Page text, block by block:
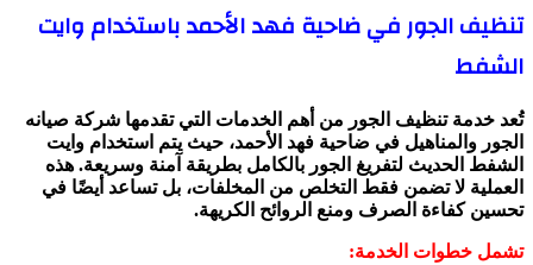
تنظيف الجور في ضاحية فهد الأحمد باستخدام وايت
الشفط
تُعد خدمة تنظيف الجور من أهم الخدمات التي تقدمها شركة صيانه
الجور والمناهيل في ضاحية فهد الأحمد، حيث يتم استخدام وايت
الشفط الحديث لتفريغ الجور بالكامل بطريقة آمنة وسريعة. هذه
العملية لا تضمن فقط التخلص من المخلفات، بل تساعد أيضًا في
تحسين كفاءة الصرف ومنع الروائح الكريهة.
تشمل خطوات الخدمة: